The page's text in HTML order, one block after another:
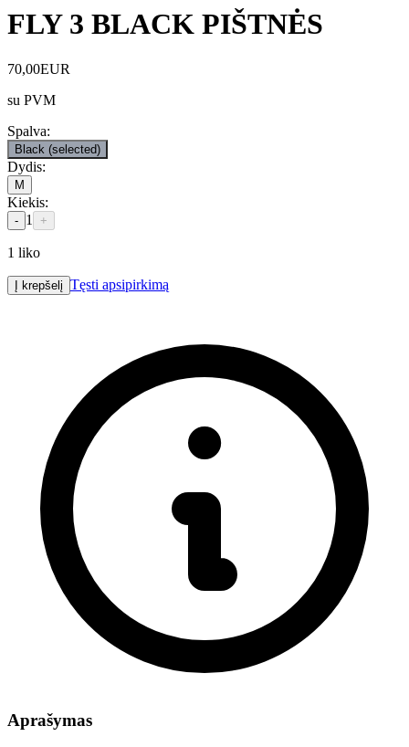
FLY 3 BLACK PIŠTNĖS
70,00EUR
su PVM
Spalva:
Black (selected)
Dydis:
M
Kiekis:
- 1 +
1 liko
Į krepšelį Tęsti apsipirkimą
Aprašymas